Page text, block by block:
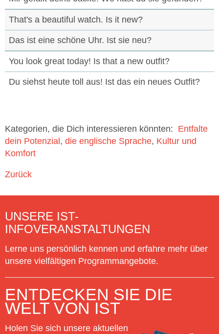
That's a beautiful watch. Is it new?
Das ist eine schöne Uhr. Ist sie neu?
You look great today! Is that a new outfit?
Du siehst heute toll aus! Ist das ein neues Outfit?
Kategorien, die Dich interessieren könnten: Entfalte
dein Potenzial
die englische Sprache Kultur und
Komfort
Zurück
UNSERE IST-
INFOVERANSTALTUNGEN
Lerne uns persönlich kennen und erfahre mehr über
unsere vielfältigen Programmangebote.
ENTDECKEN SIE DIE
WELT VON IST
Holen Sie sich unsere aktuellen